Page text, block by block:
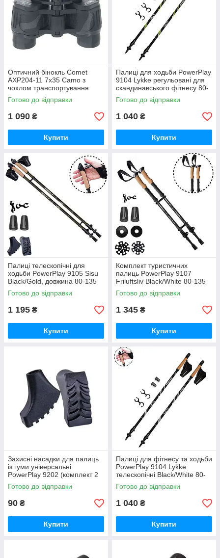
Оптичний бінокль Comet
AXP204-11 7x35 Camo з
чохлом транспортування
GoodPlace -worry-free-
shopping-
Готово до відправки
1 090 ₴
Купити
Палиці для ходьби PowerPlay
9104 Lykke регульовані для
скандинавського фітнесу 80-
135 см GoodPlace -worry-
free-shopping-
Готово до відправки
1 040 ₴
Купити
Палиці телескопічні для
ходьби PowerPlay 9105 Sisu
Black/Gold, довжина 80-135
см, комплект GoodPlace -
worry-free-shopping-
Готово до відправки
1 195 ₴
Купити
Комплект туристичних
палиць PowerPlay 9107
Friluftsliv Black/White 80-135
см для трекінгу GoodPlace -
worry-free-shopping-
Готово до відправки
1 345 ₴
Купити
Захисні насадки для палиць
із гуми універсальні
PowerPlay 9202 (комплект 2
шт) GoodPlace -worry-free-
shopping-
Готово до відправки
90 ₴
Купити
Палиці для фітнесу та ходьби
PowerPlay 9104 Lykke
телескопічні Black/White 80-
135 см GoodPlace -worry-
free-shopping-
Готово до відправки
1 040 ₴
Купити